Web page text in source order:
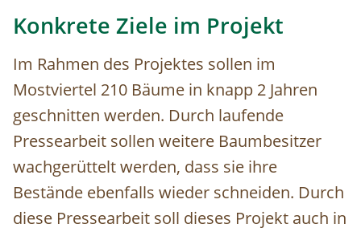
Konkrete Ziele im Projekt
Im Rahmen des Projektes sollen im
Mostviertel 210 Bäume in knapp 2 Jahren
geschnitten werden. Durch laufende
Pressearbeit sollen weitere Baumbesitzer
wachgerüttelt werden, dass sie ihre
Bestände ebenfalls wieder schneiden. Durch
diese Pressearbeit soll dieses Projekt auch in